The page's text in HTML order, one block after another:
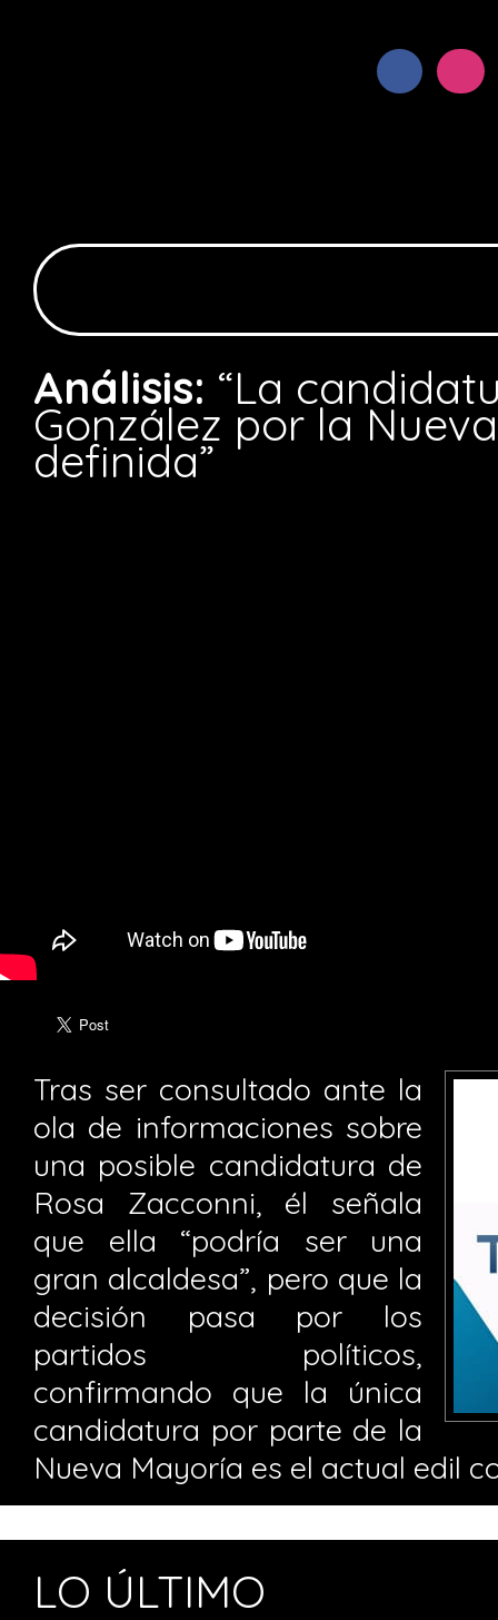
Análisis: “La
González por la
definida”
Tras ser consultado ante la
ola de informaciones sobre
una posible candidatura de
Rosa Zacconni, él señala
que ella “podría ser una
gran alcaldesa”, pero que la
decisión pasa por los
partidos políticos,
confirmando que la única
candidatura por parte de la
Nueva Mayoría es el actual edil
LO ÚLTIMO